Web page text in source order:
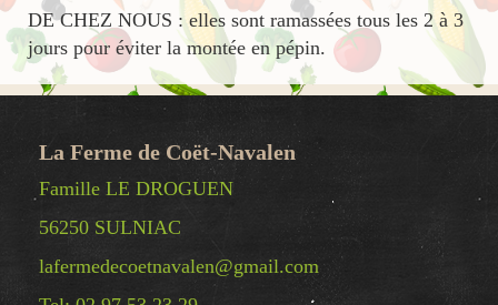
DE CHEZ NOUS : elles sont ramassées tous les 2 à 3
jours pour éviter la montée en pépin.
La Ferme de Coët-Navalen
Famille LE DROGUEN
56250 SULNIAC
lafermedecoetnavalen@gmail.com